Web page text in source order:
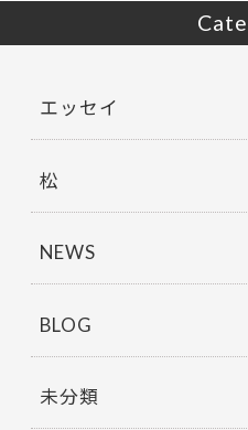
エッセイ
松
NEWS
BLOG
未分類